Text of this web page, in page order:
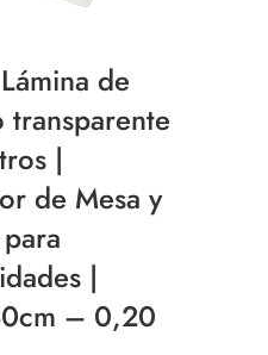
de
transparente
|
de Mesa y
|
– 0,20